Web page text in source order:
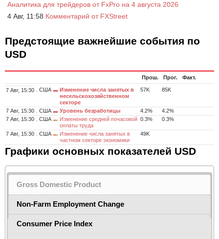
Аналитика для трейдеров от FxPro на 4 августа 2026
4 Авг, 11:58 Комментарий от FXStreet
Предстоящие важнейшие события по
USD
Прош. Прог. Факт.
7 Авг, 15:30 США
Изменение числа занятых в
несельскохозяйственном
секторе
57K 85K
7 Авг, 15:30 США Уровень безработицы 4.2%
4.2%
7 Авг, 15:30
США
Изменение средней почасовой
оплаты труда
0.3% 0.3%
7 Авг, 15:30 США
Изменение числа занятых в
частном секторе экономики
49K
Графики основных показателей USD
Gross Domestic Product
Non-Farm Employment Change
Consumer Price Index